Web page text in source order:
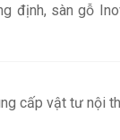
định, sàn gỗ
cấp vật tư nội